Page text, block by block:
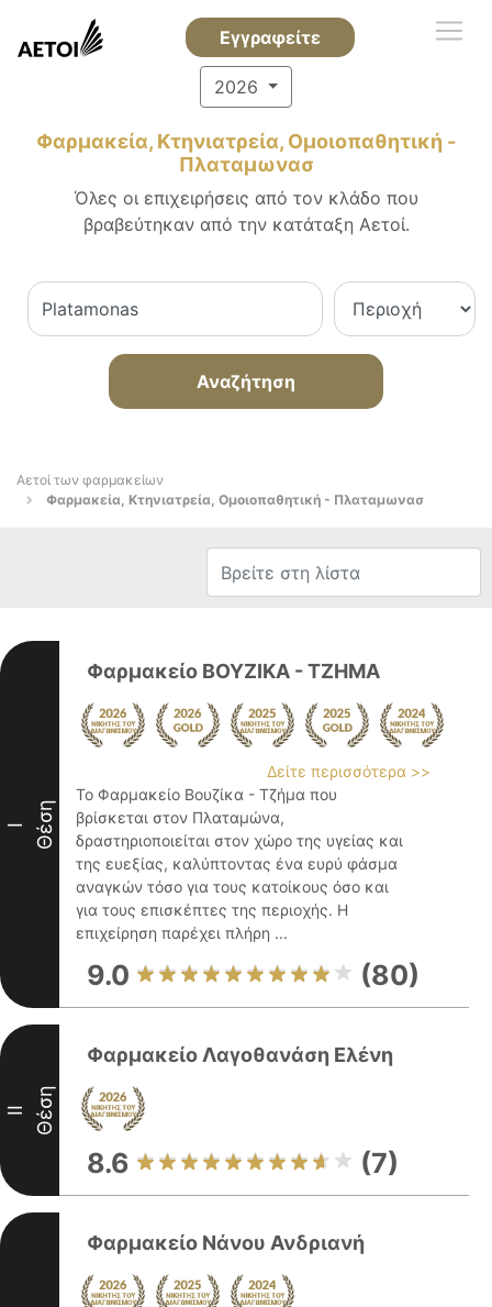
Εγγραφείτε
2026
Φαρμακεία, Κτηνιατρεία, Ομοιοπαθητική -
Πλαταμωνασ
Όλες οι επιχειρήσεις από τον κλάδο που
βραβεύτηκαν από την κατάταξη Αετοί.
Αναζήτηση
Αετοί των φαρμακείων
Φαρμακεία, Κτηνιατρεία, Ομοιοπαθητική - Πλαταμωνασ
I Θέση
Φαρμακείο ΒΟΥΖΙΚΑ - ΤΖΗΜΑ
Δείτε περισσότερα >>
Το Φαρμακείο Βουζίκα - Τζήμα που
βρίσκεται στον Πλαταμώνα,
δραστηριοποιείται στον χώρο της υγείας και
της ευεξίας, καλύπτοντας ένα ευρύ φάσμα
αναγκών τόσο για τους κατοίκους όσο και
για τους επισκέπτες της περιοχής. Η
επιχείρηση παρέχει πλήρη ...
9.0 (80)
II Θέση
Φαρμακείο Λαγοθανάση Ελένη
8.6 (7)
Φαρμακείο Νάνου Ανδριανή